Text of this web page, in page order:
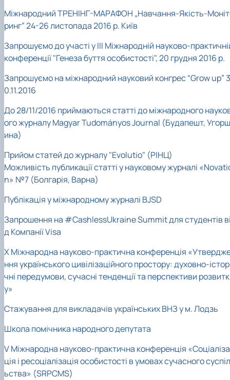
Міжнародний ТРЕНІНГ-МАРАФОН „Навчання-Якість-
ринг” 24-26 листопада 2016 р. Київ
Запрошуємо до участі у ІІІ Міжнародній науково-
конференції "Генеза буття особистості", 20 грудня 2016 р.
Запрошуємо на міжнародний науковий конгрес “Grow up” 3
0.11.2016
До 28/11/2016 приймаються статті до міжнародного
ого журналу Magyar Tudományos Journal (Будапешт, Угорщ
ина)
Прийом статей до журналу "Evolutio" (РІНЦ)
Можливість публикації статті у науковому журналі
n» №7 (Болгарія, Варна)
Публікація у міжнародному журналі BJSD
Запрошення на #CashlessUkraine Summit для студентів
д Компанії Visa
Х Міжнародна науково-практична конференція
ння українського цивілізаційного простору: духовно-
чні передумови, сучасні тенденції та перспективи розвитк
у»
Стажування для викладачів українських ВНЗ у м. Лодзь
Школа помічника народного депутата
V Міжнародна науково-практична конференція «Соціаліза
ція і ресоціалізація особистості в умовах сучасного суспіл
ьства» (SRPCMS)